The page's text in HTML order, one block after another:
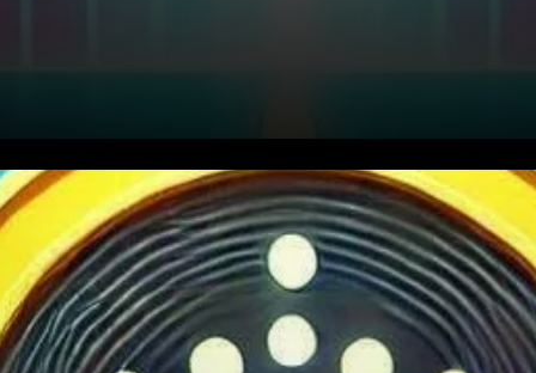
Le prix de Cardano (ADA) a
récemment montré des signes